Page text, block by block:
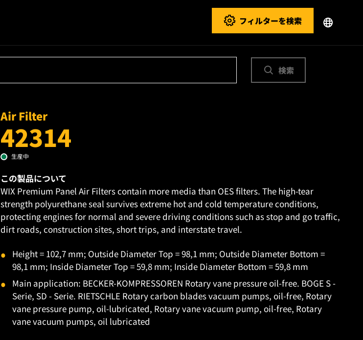
フィルターを検索
検索
Air Filter
42314
生産中
この製品について
WIX Premium Panel Air Filters contain more media than OES filters. The high-tear
strength polyurethane seal survives extreme hot and cold temperature conditions,
protecting engines for normal and severe driving conditions such as stop and go traffic,
dirt roads, construction sites, short trips, and interstate travel.
Height = 102,7 mm; Outside Diameter Top = 98,1 mm; Outside Diameter Bottom =
98,1 mm; Inside Diameter Top = 59,8 mm; Inside Diameter Bottom = 59,8 mm
Main application: BECKER-KOMPRESSOREN Rotary vane pressure oil-free. BOGE S -
Serie, SD - Serie. RIETSCHLE Rotary carbon blades vacuum pumps, oil-free, Rotary
vane pressure pump, oil-lubricated, Rotary vane vacuum pump, oil-free, Rotary
vane vacuum pumps, oil lubricated